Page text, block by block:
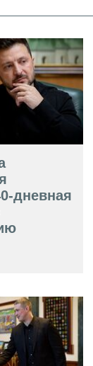
дневная